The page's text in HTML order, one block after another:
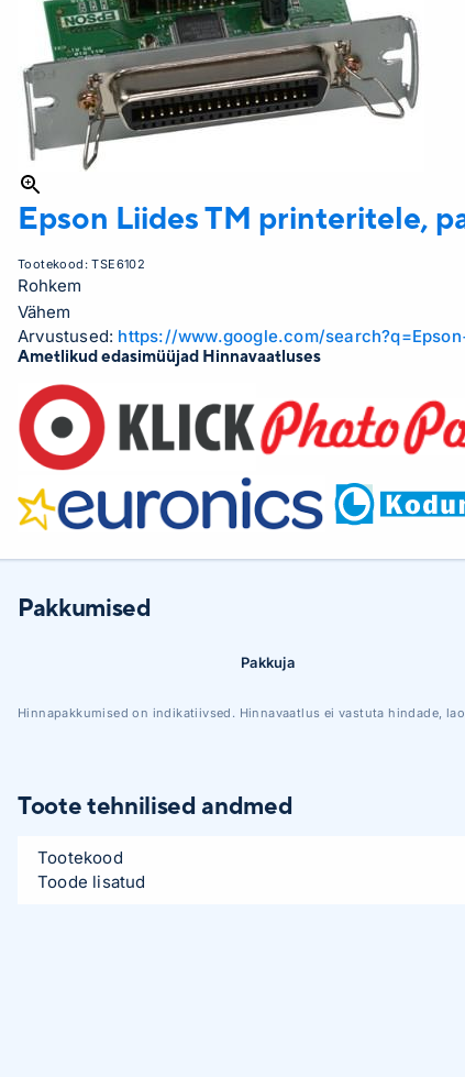
Epson Liides TM printeritele,
Tootekood:TSE6102
Rohkem
Vähem
Arvustused: https://www.google.com/
Ametlikud edasimüüjad Hinnavaatluses
Pakkumised
Pakkuja
Hinnapakkumised on indikatiivsed. Hinnavaatlus ei vastuta hindade,
Toote tehnilised andmed
Tootekood
Toode lisatud